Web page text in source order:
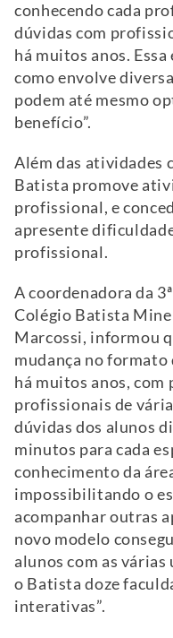
conhecendo cada
dúvidas com
há muitos anos.
como envolve
podem até mesmo
benefício”.
Além das atividades
Batista promove
profissional, e
apresente
profissional.
A coordenadora da
Colégio Batista
Marcossi, informou
mudança no formato
há muitos anos, com
profissionais de
dúvidas dos alunos
minutos para cada
conhecimento da
impossibilitando o
acompanhar outras
novo modelo
alunos com as
o Batista doze
interativas”.